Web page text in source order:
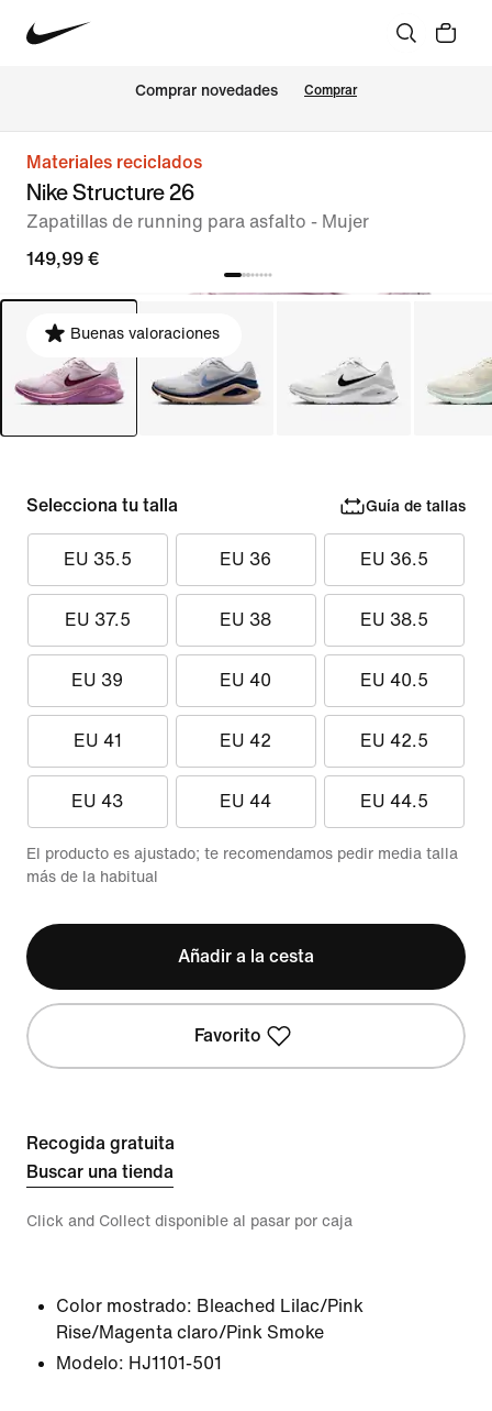
Comprar novedades Comprar
Materiales reciclados
Nike Structure 26
Zapatillas de running para asfalto - Mujer
149,99 €
Buenas valoraciones
Selecciona tu talla Guía de tallas
EU 35.5 EU 36 EU 36.5
EU 37.5 EU 38 EU 38.5
EU 39 EU 40 EU 40.5
EU 41 EU 42 EU 42.5
EU 43 EU 44 EU 44.5
El producto es ajustado; te recomendamos pedir media talla
más de la habitual
Añadir a la cesta
Favorito
Recogida gratuita
Buscar una tienda
Click and Collect disponible al pasar por caja
Color mostrado: Bleached Lilac/Pink
Rise/Magenta claro/Pink Smoke
Modelo: HJ1101-501